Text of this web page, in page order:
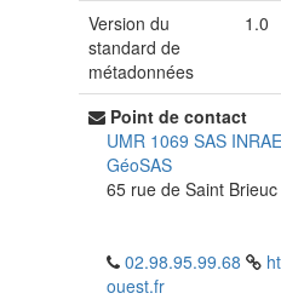
Version du
standard de
métadonnées
1.0
Point de contact
UMR 1069 SAS
GéoSAS
65 rue de Saint Brieuc
02.98.95.99.68
ouest.fr